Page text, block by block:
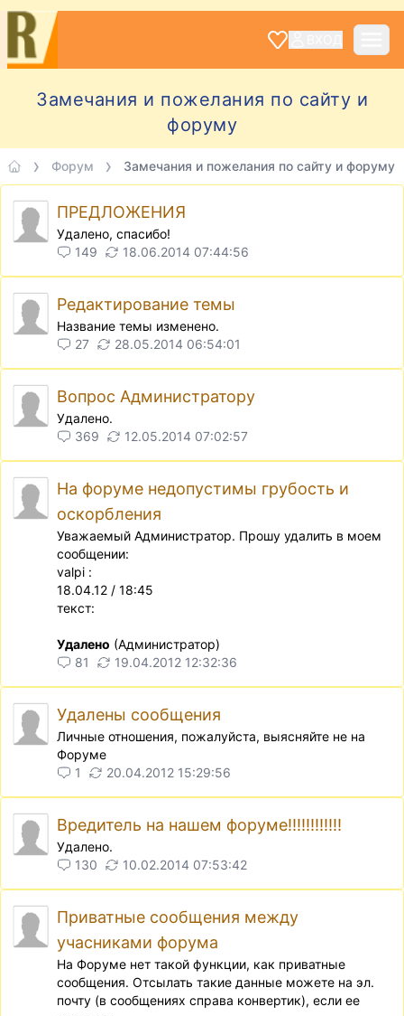
Замечания и пожелания по сайту и
форуму
Форум Замечания и пожелания по сайту и форуму
ПРЕДЛОЖЕНИЯ
Удалено, спасибо!
149
18.06.2014 07:44:56
Редактирование темы
Название темы изменено.
27
28.05.2014 06:54:01
Вопрос Администратору
Удалено.
369
12.05.2014 07:02:57
На форуме недопустимы грубость и
оскорбления
Уважаемый Администратор. Прошу удалить в моем
сообщении:
valpi :
18.04.12 / 18:45
текст:
Удалено (Администратор)
81
19.04.2012 12:32:36
Удалены сообщения
Личные отношения, пожалуйста, выясняйте не на
Форуме
1
20.04.2012 15:29:56
Вредитель на нашем форуме!!!!!!!!!!!!
Удалено.
130
10.02.2014 07:53:42
Приватные сообщения между
учасниками форума
На Форуме нет такой функции, как приватные
сообщения. Отсылать такие данные можете на эл.
почту (в сообщениях справа конвертик), если ее